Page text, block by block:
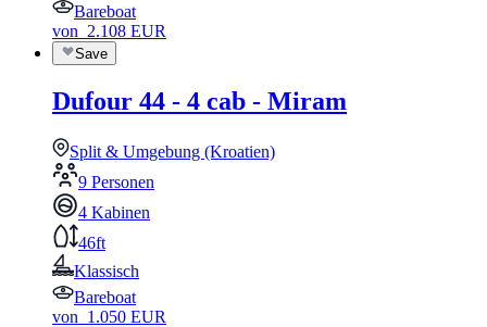
Bareboat
von 2.108 EUR
Save
Dufour 44 - 4 cab - Miram
Split & Umgebung (Kroatien)
9 Personen
4 Kabinen
46ft
Klassisch
Bareboat
von 1.050 EUR